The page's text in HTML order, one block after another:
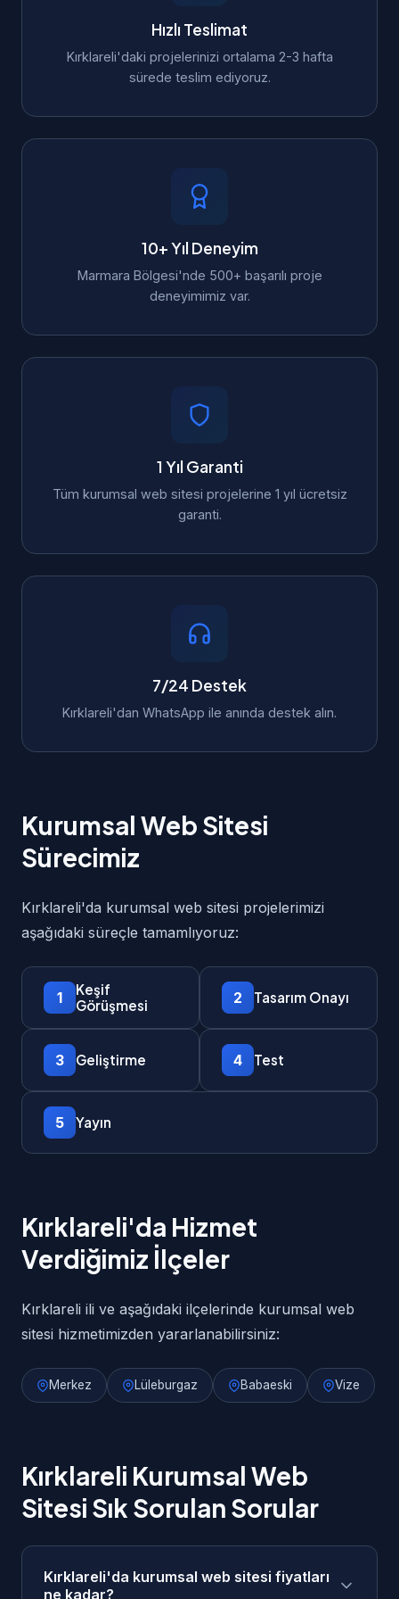
Hızlı Teslimat
Kırklareli'daki projelerinizi ortalama 2-3 hafta
sürede teslim ediyoruz.
10+ Yıl Deneyim
Marmara Bölgesi'nde 500+ başarılı proje
deneyimimiz var.
1 Yıl Garanti
Tüm kurumsal web sitesi projelerine 1 yıl ücretsiz
garanti.
7/24 Destek
Kırklareli'dan WhatsApp ile anında destek alın.
Kurumsal Web Sitesi
Sürecimiz
Kırklareli'da kurumsal web sitesi projelerimizi
aşağıdaki süreçle tamamlıyoruz:
1
Keşif
Görüşmesi
2 Tasarım Onayı
3 Geliştirme 4 Test
5 Yayın
Kırklareli'da Hizmet
Verdiğimiz İlçeler
Kırklareli ili ve aşağıdaki ilçelerinde kurumsal web
sitesi hizmetimizden yararlanabilirsiniz:
Merkez Lüleburgaz Babaeski Vize
Kırklareli Kurumsal Web
Sitesi Sık Sorulan Sorular
Kırklareli'da kurumsal web sitesi fiyatları
ne kadar?